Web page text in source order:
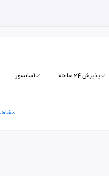
پذیرش 24 ساعته آسانسور